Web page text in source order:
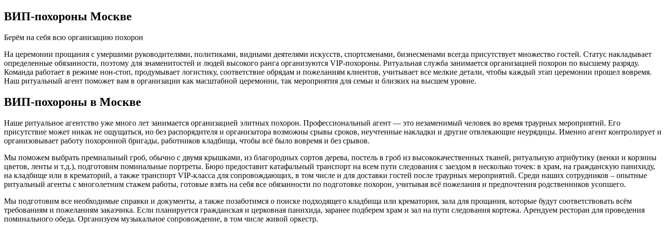
ВИП-похороны Москве
Берём на себя всю организацию похорон
На церемонии прощания с умершими руководителями, политиками, видными деятелями искусств, спортсменами, бизнесменами всегда присутствует множество гостей. Статус накладывает
определенные обязанности, поэтому для знаменитостей и людей высокого ранга организуются VIP-похороны. Ритуальная служба занимается организацией похорон по высшему разряду.
Команда работает в режиме нон-стоп, продумывает логистику, соответствие обрядам и пожеланиям клиентов, учитывает все мелкие детали, чтобы каждый этап церемонии прошел вовремя.
Наш ритуальный агент поможет вам в организации как масштабной церемонии, так мероприятия для семьи и близких на высшем уровне.
ВИП-похороны в Москве
Наше ритуальное агентство уже много лет занимается организацией элитных похорон. Профессиональный агент — это незаменимый человек во время траурных мероприятий. Его
присутствие может никак не ощущаться, но без распорядителя и организатора возможны срывы сроков, неучтенные накладки и другие отвлекающие неурядицы. Именно агент контролирует и
организовывает работу похоронной бригады, работников кладбища, чтобы всё было вовремя и без срывов.
Мы поможем выбрать премиальный гроб, обычно с двумя крышками, из благородных сортов дерева, постель в гроб из высококачественных тканей, ритуальную атрибутику (венки и корзины
цветов, ленты и т.д.), подготовим поминальные портреты. Бюро предоставит катафальный транспорт на всем пути следования с заездом в несколько точек: в храм, на гражданскую панихиду,
на кладбище или в крематорий, а также транспорт VIP-класса для сопровождающих, в том числе и для доставки гостей после траурных мероприятий. Среди наших сотрудников – опытные
ритуальный агенты с многолетним стажем работы, готовые взять на себя все обязанности по подготовке похорон, учитывая всё пожелания и предпочтения родственников усопшего.
Мы подготовим все необходимые справки и документы, а также позаботимся о поиске подходящего кладбища или крематория, зала для прощания, которые будут соответствовать всём
требованиям и пожеланиям заказчика. Если планируется гражданская и церковная панихида, заранее подберем храм и зал на пути следования кортежа. Арендуем ресторан для проведения
поминального обеда. Организуем музыкальное сопровождение, в том числе живой оркестр.